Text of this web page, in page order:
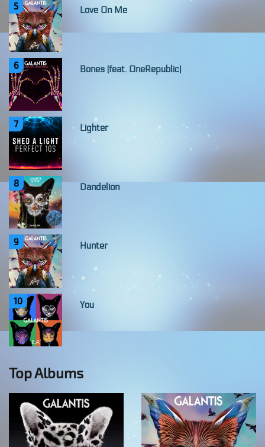
5 Love On Me
6 Bones (feat. OneRepublic)
7 Lighter
8 Dandelion
9 Hunter
10 You
Top Albums